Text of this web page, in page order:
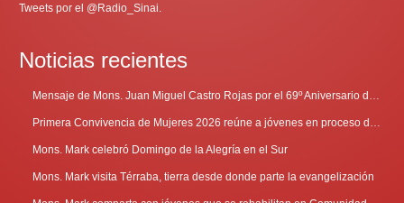
Tweets por el @Radio_Sinai.
Noticias recientes
Mons. Mark celebró Domingo de la Alegría en el Sur
Mons. Mark visita Térraba, tierra desde donde parte la evangelización